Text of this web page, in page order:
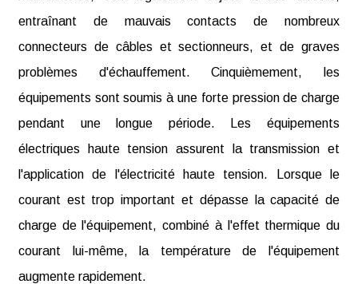
entraînant de mauvais contacts de nombreux
connecteurs de câbles et sectionneurs, et de graves
problèmes d'échauffement. Cinquièmement, les
équipements sont soumis à une forte pression de charge
pendant une longue période. Les équipements
électriques haute tension assurent la transmission et
l'application de l'électricité haute tension. Lorsque le
courant est trop important et dépasse la capacité de
charge de l'équipement, combiné à l'effet thermique du
courant lui-même, la température de l'équipement
augmente rapidement.